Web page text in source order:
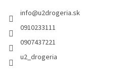
info@u2drogeria.sk
0910233111
0907437221
u2_drogeria